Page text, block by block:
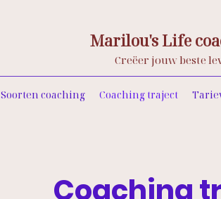
Marilou's Life
Creëer jouw beste
Soorten coaching Coaching traject
Coaching